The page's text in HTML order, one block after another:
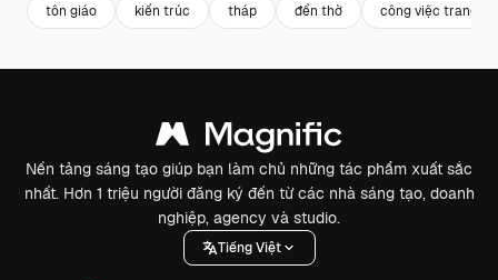
tôn giáo kiến trúc tháp đền thờ công việc trang trí
Nền tảng sáng tạo giúp bạn làm chủ những tác phẩm xuất sắc
nhất. Hơn 1 triệu người đăng ký đến từ các nhà sáng tạo, doanh
nghiệp, agency và studio.
Tiếng Việt